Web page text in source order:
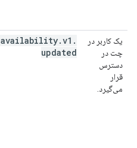
یک کاربر در
چت در
دسترس
قرار
می‌گیرد.
availability.v1 .
updated